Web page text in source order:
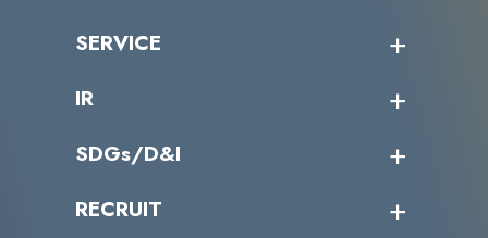
ミッション／ビジョン
パートナー企業一覧
サイバーニュース
SERVICE
カテゴリー別サービス一覧
IR
IRカレンダー
IRライブラリー
SDGs/D&I
当グループのマテリアリティ
RECRUIT